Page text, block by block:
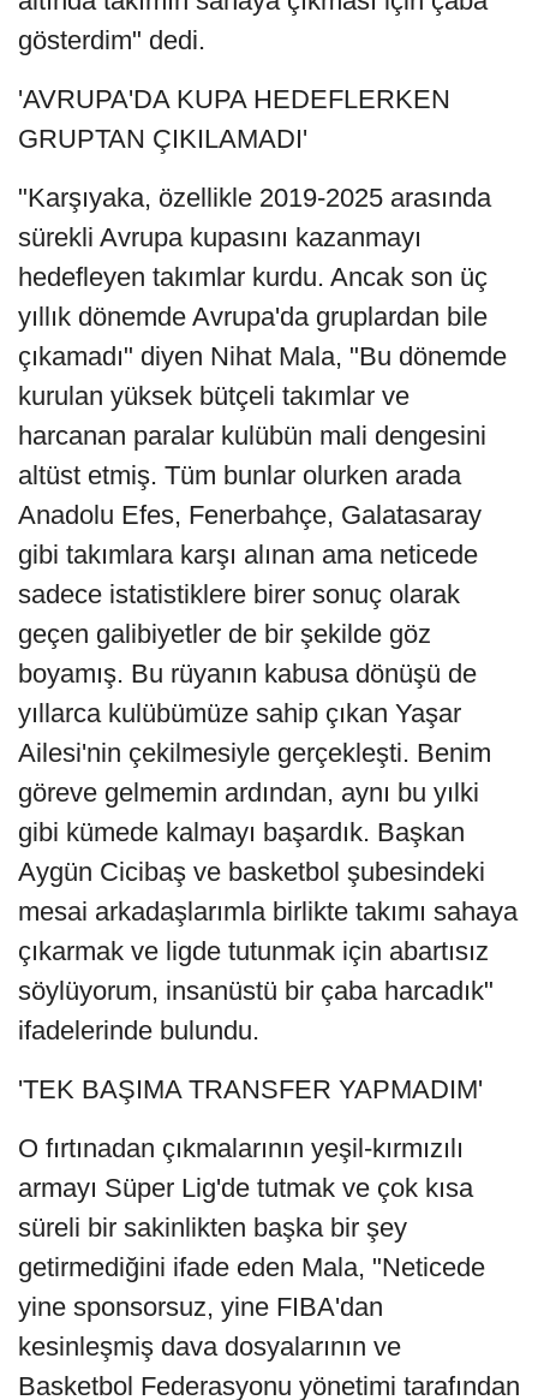
gösterdim" dedi.
'AVRUPA'DA KUPA HEDEFLERKEN
GRUPTAN ÇIKILAMADI'
"Karşıyaka, özellikle 2019-2025 arasında
sürekli Avrupa kupasını kazanmayı
hedefleyen takımlar kurdu. Ancak son üç
yıllık dönemde Avrupa'da gruplardan bile
çıkamadı" diyen Nihat Mala, "Bu dönemde
kurulan yüksek bütçeli takımlar ve
harcanan paralar kulübün mali dengesini
altüst etmiş. Tüm bunlar olurken arada
Anadolu Efes, Fenerbahçe, Galatasaray
gibi takımlara karşı alınan ama neticede
sadece istatistiklere birer sonuç olarak
geçen galibiyetler de bir şekilde göz
boyamış. Bu rüyanın kabusa dönüşü de
yıllarca kulübümüze sahip çıkan Yaşar
Ailesi'nin çekilmesiyle gerçekleşti. Benim
göreve gelmemin ardından, aynı bu yılki
gibi kümede kalmayı başardık. Başkan
Aygün Cicibaş ve basketbol şubesindeki
mesai arkadaşlarımla birlikte takımı sahaya
çıkarmak ve ligde tutunmak için abartısız
söylüyorum, insanüstü bir çaba harcadık"
ifadelerinde bulundu.
'TEK BAŞIMA TRANSFER YAPMADIM'
O fırtınadan çıkmalarının yeşil-kırmızılı
armayı Süper Lig'de tutmak ve çok kısa
süreli bir sakinlikten başka bir şey
getirmediğini ifade eden Mala, "Neticede
yine sponsorsuz, yine FIBA'dan
kesinleşmiş dava dosyalarının ve
Basketbol Federasyonu yönetimi tarafından